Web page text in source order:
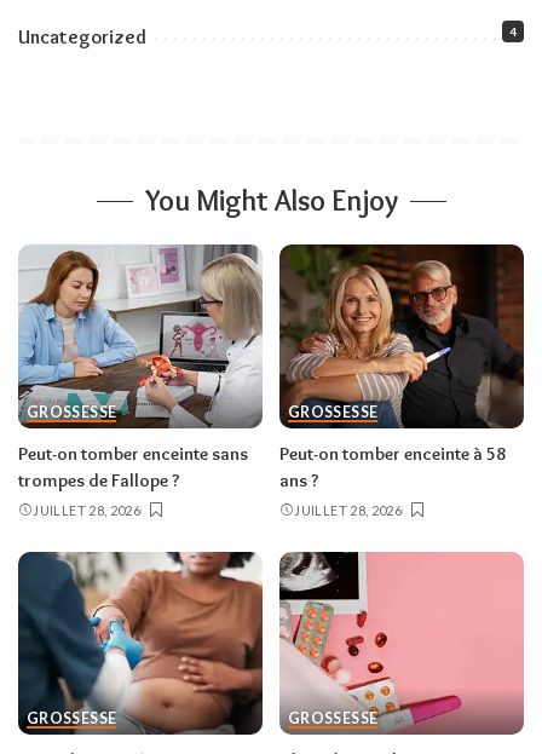
Uncategorized 4
You Might Also Enjoy
GROSSESSE
Peut-on tomber enceinte sans
trompes de Fallope ?
JUILLET 28, 2026
GROSSESSE
Peut-on tomber enceinte à 58
ans ?
JUILLET 28, 2026
GROSSESSE GROSSESSE